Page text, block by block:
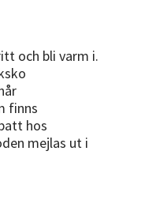
och bli varm i.
finns
hos
mejlas ut i